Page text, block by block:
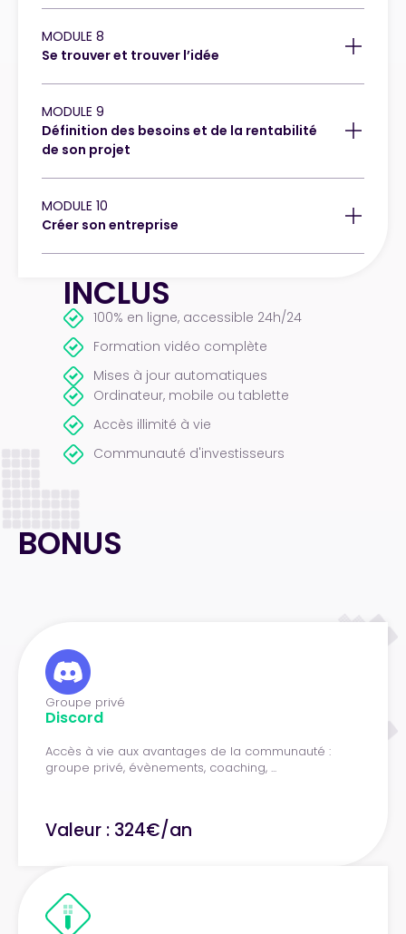
MODULE 8
Se trouver et trouver l’idée
MODULE 9
Définition des besoins et de la rentabilité
de son projet
MODULE 10
Créer son entreprise
INCLUS
100% en ligne, accessible 24h/24
Formation vidéo complète
Mises à jour automatiques
Ordinateur, mobile ou tablette
Accès illimité à vie
Communauté d'investisseurs
BONUS
Groupe privé
Discord
Accès à vie aux avantages de la communauté :
groupe privé, évènements, coaching, ...
Valeur : 324€/an